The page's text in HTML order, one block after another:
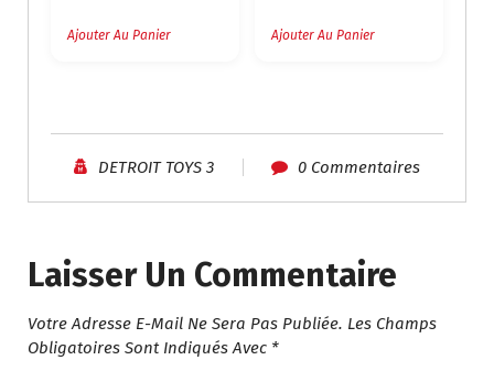
Ajouter Au Panier Ajouter Au Panier
DETROIT TOYS 3 0 Commentaires
Laisser Un Commentaire
Votre Adresse E-Mail Ne Sera Pas Publiée. Les Champs
Obligatoires Sont Indiqués Avec *